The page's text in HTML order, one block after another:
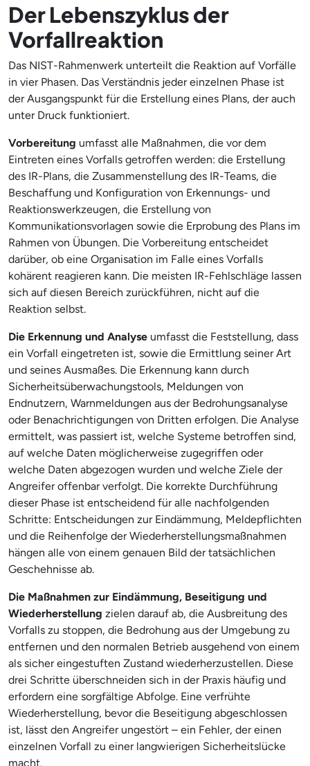
Der Lebenszyklus der
Vorfallreaktion
Das NIST-Rahmenwerk unterteilt die Reaktion auf Vorfälle
in vier Phasen. Das Verständnis jeder einzelnen Phase ist
der Ausgangspunkt für die Erstellung eines Plans, der auch
unter Druck funktioniert.
Vorbereitung umfasst alle Maßnahmen, die vor dem
Eintreten eines Vorfalls getroffen werden: die Erstellung
des IR-Plans, die Zusammenstellung des IR-Teams, die
Beschaffung und Konfiguration von Erkennungs- und
Reaktionswerkzeugen, die Erstellung von
Kommunikationsvorlagen sowie die Erprobung des Plans im
Rahmen von Übungen. Die Vorbereitung entscheidet
darüber, ob eine Organisation im Falle eines Vorfalls
kohärent reagieren kann. Die meisten IR-Fehlschläge lassen
sich auf diesen Bereich zurückführen, nicht auf die
Reaktion selbst.
Die Erkennung und Analyse umfasst die Feststellung, dass
ein Vorfall eingetreten ist, sowie die Ermittlung seiner Art
und seines Ausmaßes. Die Erkennung kann durch
Sicherheitsüberwachungstools, Meldungen von
Endnutzern, Warnmeldungen aus der Bedrohungsanalyse
oder Benachrichtigungen von Dritten erfolgen. Die Analyse
ermittelt, was passiert ist, welche Systeme betroffen sind,
auf welche Daten möglicherweise zugegriffen oder
welche Daten abgezogen wurden und welche Ziele der
Angreifer offenbar verfolgt. Die korrekte Durchführung
dieser Phase ist entscheidend für alle nachfolgenden
Schritte: Entscheidungen zur Eindämmung, Meldepflichten
und die Reihenfolge der Wiederherstellungsmaßnahmen
hängen alle von einem genauen Bild der tatsächlichen
Geschehnisse ab.
Die Maßnahmen zur Eindämmung, Beseitigung und
Wiederherstellung zielen darauf ab, die Ausbreitung des
Vorfalls zu stoppen, die Bedrohung aus der Umgebung zu
entfernen und den normalen Betrieb ausgehend von einem
als sicher eingestuften Zustand wiederherzustellen. Diese
drei Schritte überschneiden sich in der Praxis häufig und
erfordern eine sorgfältige Abfolge. Eine verfrühte
Wiederherstellung, bevor die Beseitigung abgeschlossen
ist, lässt den Angreifer ungestört – ein Fehler, der einen
einzelnen Vorfall zu einer langwierigen Sicherheitslücke
macht.